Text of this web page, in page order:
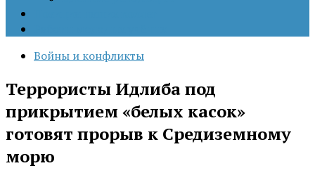
Войны и конфликты
Террористы Идлиба под
прикрытием «белых касок»
готовят прорыв к Средиземному
морю